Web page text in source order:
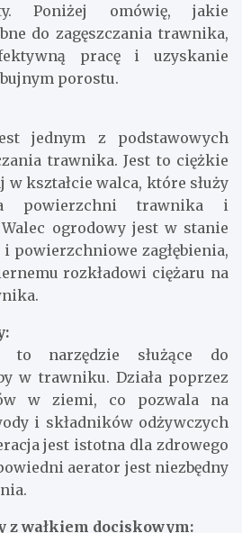
Poniżej omówię, jakie
do zagęszczania trawnika,
pracę i uzyskanie
porostu.
jednym z podstawowych
trawnika. Jest to ciężkie
w kształcie walca, które służy
powierzchni trawnika i
Walec ogrodowy jest w stanie
powierzchniowe zagłębienia,
rozkładowi ciężaru na
to narzędzie służące do
w trawniku. Działa poprzez
w ziemi, co pozwala na
i składników odżywczych
jest istotna dla zdrowego
aerator jest niezbędny
z wałkiem dociskowym: